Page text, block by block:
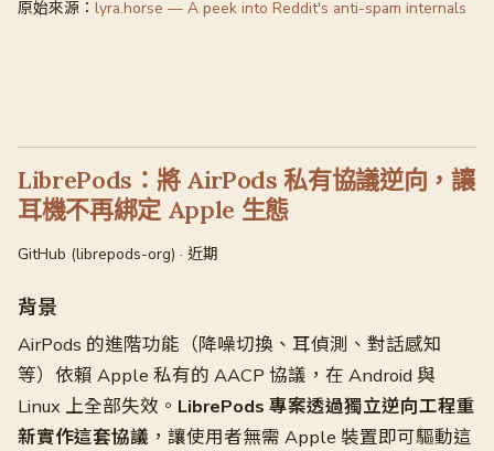
原始來源： lyra.horse — A peek into Reddit's anti-spam internals
LibrePods：將 AirPods 私有協議逆向，讓
耳機不再綁定 Apple 生態
GitHub (librepods-org) · 近期
背景
AirPods 的進階功能（降噪切換、耳偵測、對話感知
等）依賴 Apple 私有的 AACP 協議，在 Android 與
Linux 上全部失效。 LibrePods 專案透過獨立逆向工程重
新實作這套協議 ，讓使用者無需 Apple 裝置即可驅動這